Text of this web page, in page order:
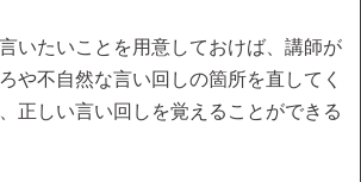
いたいことを用意しておけば、講師が
や不自然な言い回しの箇所を直してく
正しい言い回しを覚えることができる